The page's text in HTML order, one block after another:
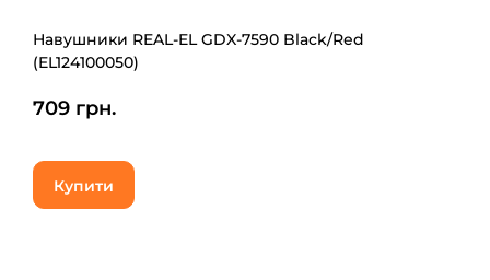
Навушники REAL-EL GDX-7590 Black/Red
(EL124100050)
709 грн.
Купити